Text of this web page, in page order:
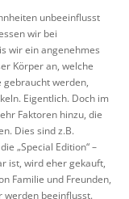
unbeeinflusst
wir bei
wir ein angenehmes
Körper an, welche
gebraucht werden,
Eigentlich. Doch im
Faktoren hinzu, die
Dies sind z.B.
„Special Edition“ –
ist, wird eher gekauft,
Familie und Freunden,
werden beeinflusst.